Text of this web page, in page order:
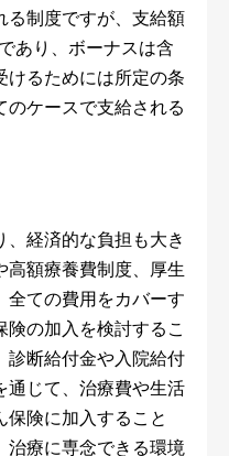
る制度ですが、支給額
あり、ボーナスは含
けるためには所定の条
のケースで支給される
経済的な負担も大き
高額療養費制度、厚生
全ての費用をカバーす
険の加入を検討するこ
診断給付金や入院給付
通じて、治療費や生活
保険に加入すること
治療に専念できる環境